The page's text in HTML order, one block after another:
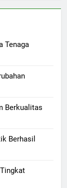
Tenaga
Berkualitas
Berhasil